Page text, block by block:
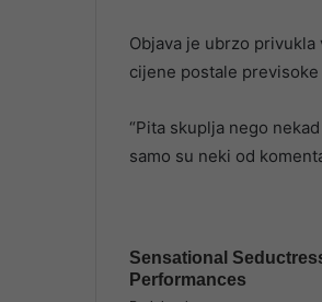
Objava je ubrzo
cijene postale
“Pita skuplja nego
samo su neki od